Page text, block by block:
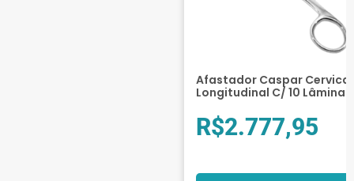
Afastador Caspar Cervical
Longitudinal C/ 10 Lâminas
R$2.777,95